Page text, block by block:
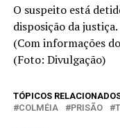
O suspeito está
disposição da justiça.
(Com informações
(Foto: Divulgação)
TÓPICOS
COLMÉIA
PRISÃO